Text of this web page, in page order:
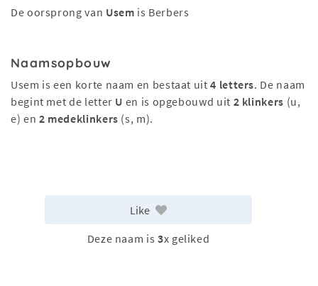
De oorsprong van Usem is Berbers
Naamsopbouw
Usem is een korte naam en bestaat uit4 letters. De naam
begint met de letter U en is opgebouwd uit 2 klinkers (u,
e) en 2 medeklinkers (s, m).
Like
Deze naam is 3x geliked